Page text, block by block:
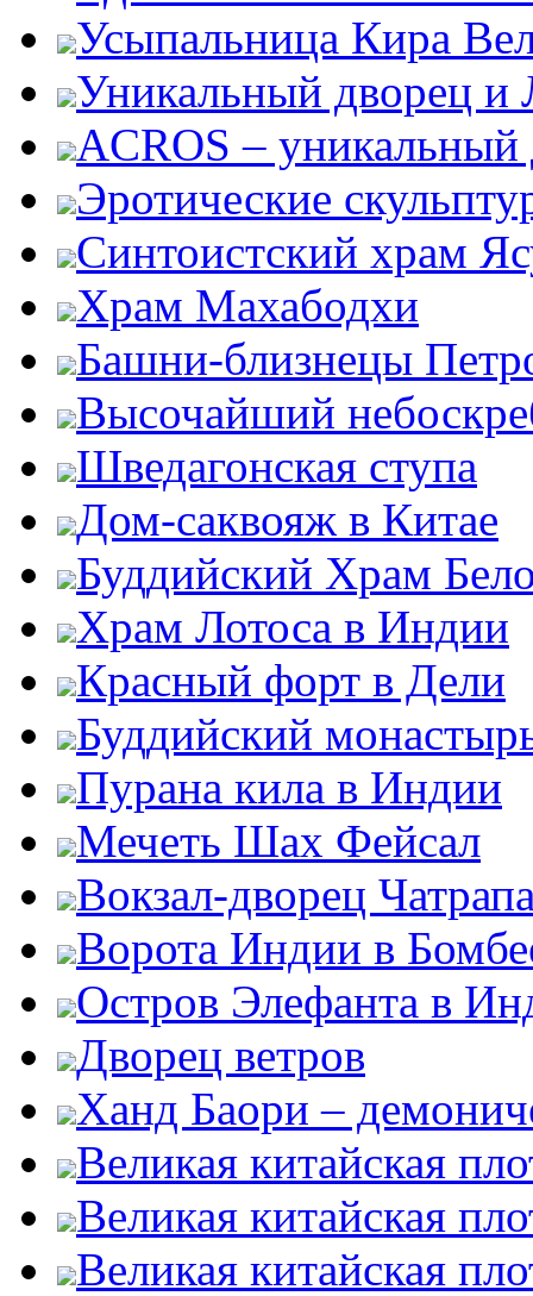
Усыпальница Кира
Уникальный дворец и
ACROS – уникальный
Эротические
Синтоистский храм
Храм Махабодхи
Башни-близнецы
Высочайший
Шведагонская ступа
Дом-саквояж в Китае
Буддийский Храм
Храм Лотоса в Индии
Красный форт в Дели
Буддийский
Пурана кила в Индии
Мечеть Шах Фейсал
Вокзал-дворец
Ворота Индии в
Остров Элефанта в
Дворец ветров
Ханд Баори –
Великая китайская
Великая китайская
Великая китайская